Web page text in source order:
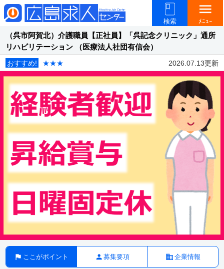
検索
menu
ﾒﾆｭｰ
（呉市阿賀北）介護職員【正社員】「呉記念クリニック」通所
リハビリテーション （医療法人社団有信会）
おすすめ! ★★★ 2026.07.13更新
ここがポイント 募集要項 企業情報